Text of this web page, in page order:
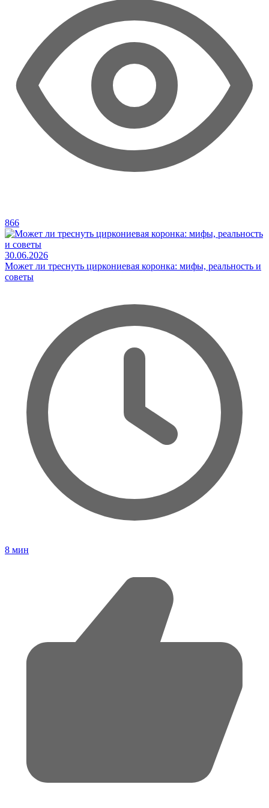
866
30.06.2026
Может ли треснуть циркониевая коронка: мифы, реальность и
советы
8 мин